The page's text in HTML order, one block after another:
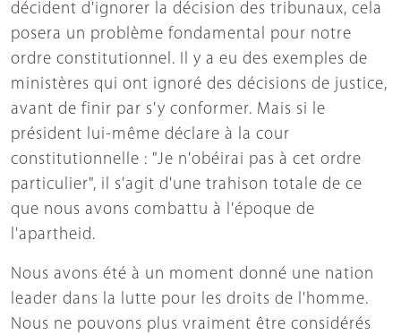
décident d'ignorer la décision des tribunaux, cela
posera un problème fondamental pour notre
ordre constitutionnel. Il y a eu des exemples de
ministères qui ont ignoré des décisions de justice,
avant de finir par s'y conformer. Mais si le
président lui-même déclare à la cour
constitutionnelle : "Je n'obéirai pas à cet ordre
particulier", il s'agit d'une trahison totale de ce
que nous avons combattu à l'époque de
l'apartheid.
Nous avons été à un moment donné une nation
leader dans la lutte pour les droits de l'homme.
Nous ne pouvons plus vraiment être considérés